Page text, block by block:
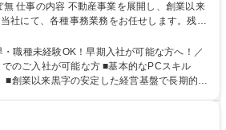
業以来
社にて、各種事務業務をお任せします。残業
程の有給取得が可能なため、WLBを整えたい
して臨むことができます。 【業務詳細】■電
内の備品管理 ■データ入力や書類作成 ■契約
職種未経験OK！早期入社が可能な方へ！／
のご入社が可能な方 ■基本的なPCスキル
もしっかりサポート 学歴・資格 学